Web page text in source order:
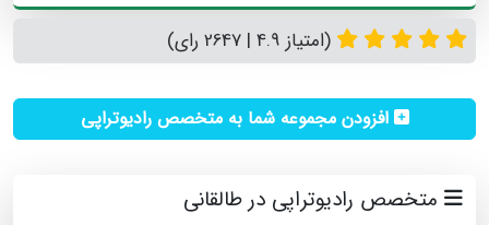
(امتیاز 4.9 | 2647 رای)
افزودن مجموعه شما به متخصص رادیوتراپی
متخصص رادیوتراپی در طالقانی